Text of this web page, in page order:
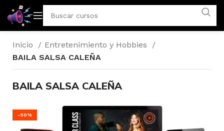
Inicio
Entretenimiento y Hobbies
BAILA SALSA CALEÑA
BAILA SALSA CALEÑA
-50%